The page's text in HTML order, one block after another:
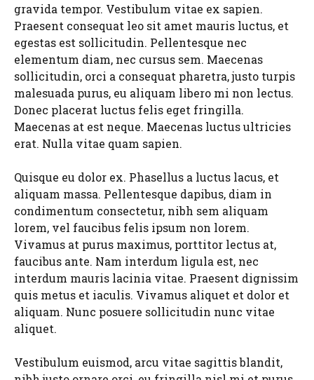
gravida tempor. Vestibulum vitae ex sapien.
Praesent consequat leo sit amet mauris luctus, et
egestas est sollicitudin. Pellentesque nec
elementum diam, nec cursus sem. Maecenas
sollicitudin, orci a consequat pharetra, justo turpis
malesuada purus, eu aliquam libero mi non lectus.
Donec placerat luctus felis eget fringilla.
Maecenas at est neque. Maecenas luctus ultricies
erat. Nulla vitae quam sapien.
Quisque eu dolor ex. Phasellus a luctus lacus, et
aliquam massa. Pellentesque dapibus, diam in
condimentum consectetur, nibh sem aliquam
lorem, vel faucibus felis ipsum non lorem.
Vivamus at purus maximus, porttitor lectus at,
faucibus ante. Nam interdum ligula est, nec
interdum mauris lacinia vitae. Praesent dignissim
quis metus et iaculis. Vivamus aliquet et dolor et
aliquam. Nunc posuere sollicitudin nunc vitae
aliquet.
Vestibulum euismod, arcu vitae sagittis blandit,